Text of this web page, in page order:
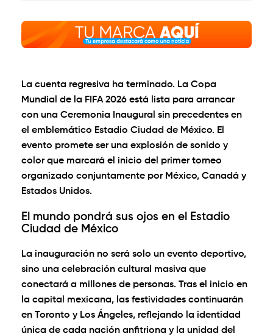
La cuenta regresiva ha terminado. La Copa
Mundial de la FIFA 2026 está lista para arrancar
con una Ceremonia Inaugural sin precedentes en
el emblemático Estadio Ciudad de México. El
evento promete ser una explosión de sonido y
color que marcará el inicio del primer torneo
organizado conjuntamente por México, Canadá y
Estados Unidos.
El mundo pondrá sus ojos en el Estadio
Ciudad de México
La inauguración no será solo un evento deportivo,
sino una celebración cultural masiva que
conectará a millones de personas. Tras el inicio en
la capital mexicana, las festividades continuarán
en Toronto y Los Ángeles, reflejando la identidad
única de cada nación anfitriona y la unidad del